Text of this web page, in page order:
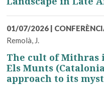
01/07/2026 |
Remolà, J.
The cult of Mithras
Els Munts
approach to its